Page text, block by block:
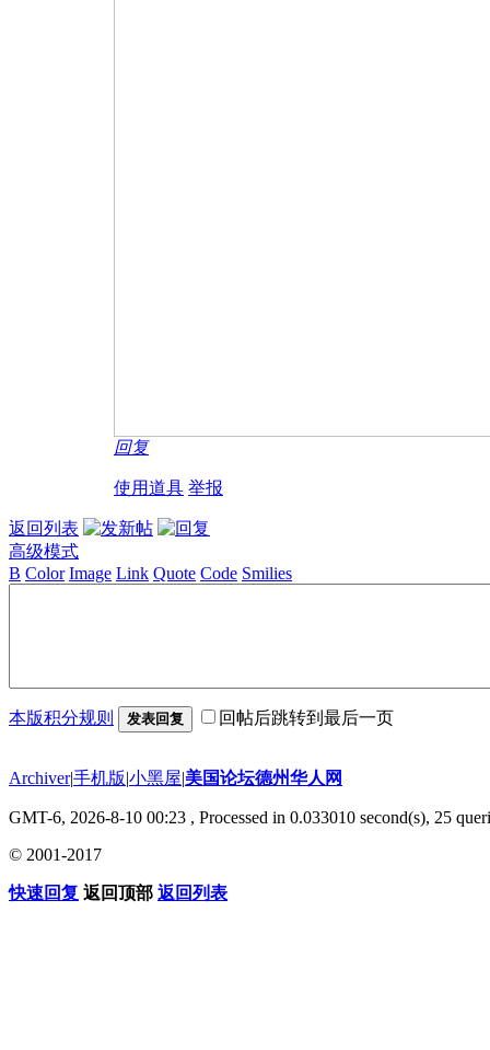
回复
使用道具 举报
返回列表
高级模式
B Color Image Link Quote Code Smilies
本版积分规则 发表回复 回帖后跳转到最后一页
Archiver|手机版|小黑屋|美国论坛德州华人网
GMT-6, 2026-8-10 00:23 , Processed in 0.033010 second(s), 25
© 2001-2017
快速回复 返回顶部 返回列表